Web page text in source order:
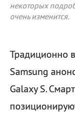
некоторых
очень изменится.
Традиционно
Samsung
Galaxy S.